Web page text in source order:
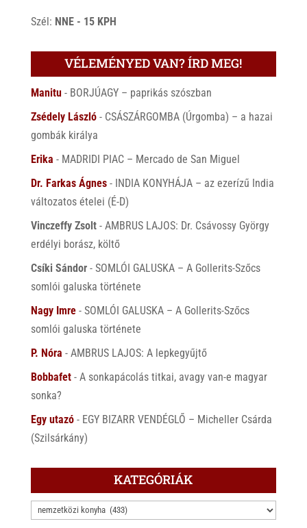
Szél: NNE - 15 KPH
VÉLEMÉNYED VAN? ÍRD MEG!
Manitu- BORJÚAGY – paprikás szószban
Zsédely László- CSÁSZÁRGOMBA (Úrgomba) – a hazai
gombák királya
Erika - MADRIDI PIAC – Mercado de San Miguel
Dr. Farkas Ágnes- INDIA KONYHÁJA – az ezerízű India
változatos ételei (É-D)
Vinczeffy Zsolt- AMBRUS LAJOS: Dr. Csávossy György
erdélyi borász, költő
Csíki Sándor- SOMLÓI GALUSKA – A Gollerits-Szőcs
somlói galuska története
Nagy Imre- SOMLÓI GALUSKA – A Gollerits-Szőcs
somlói galuska története
P. Nóra - AMBRUS LAJOS: A lepkegyűjtő
Bobbafet- A sonkapácolás titkai, avagy van-e magyar
sonka?
Egy utazó- EGY BIZARR VENDÉGLŐ – Micheller Csárda
(Szilsárkány)
KATEGÓRIÁK
KATEGÓRIÁK